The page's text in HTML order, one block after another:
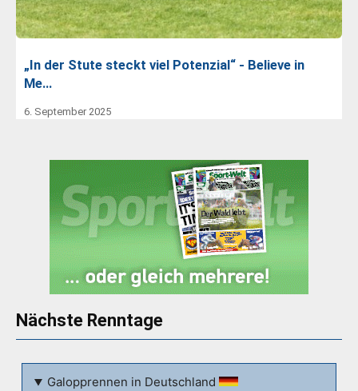
„In der Stute steckt viel Potenzial“ - Believe in
Me…
6. September 2025
Nächste Renntage
Galopprennen in Deutschland